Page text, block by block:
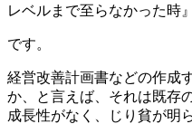
レベルまで至らなかった時』
です。
経営改善計画書などの作成
か、と言えば、それは既存
成長性がなく、じり貧が